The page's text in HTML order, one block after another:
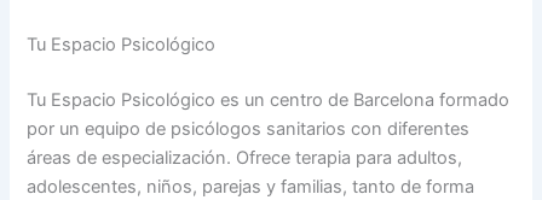
Tu Espacio Psicológico
Tu Espacio Psicológico es un centro de Barcelona formado
por un equipo de psicólogos sanitarios con diferentes
áreas de especialización. Ofrece terapia para adultos,
adolescentes, niños, parejas y familias, tanto de forma